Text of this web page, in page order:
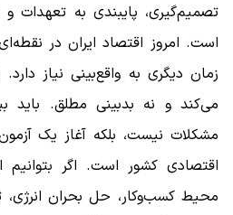
تصمیم‌گیری، پایبندی به
است. امروز اقتصاد ایران در
زمان دیگری به واقع‌بینی نیاز
می‌کند و نه بدبینی مطلق. باید
مشکلات نیست، بلکه آغاز یک
اقتصادی کشور است. اگر
محیط کسب‌وکار، حل بحران انرژی،